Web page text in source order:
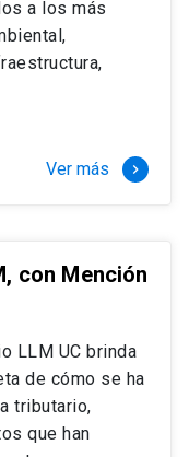
del programa
que permite
eligiendo
un
baja carga
dedicarte
de
Primer
UC
a los más
Ver más keyboard_arrow_right
con Mención
LLM UC brinda
de cómo se ha
tributario,
que han